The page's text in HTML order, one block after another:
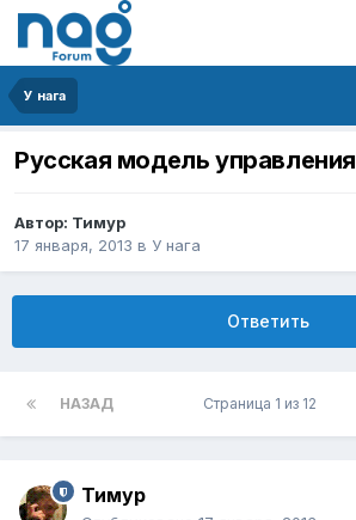
У нага
Русская модель управления
Автор: Тимур
17 января, 2013 в У нага
Ответить
НАЗАД Страница 1 из 12
Тимур